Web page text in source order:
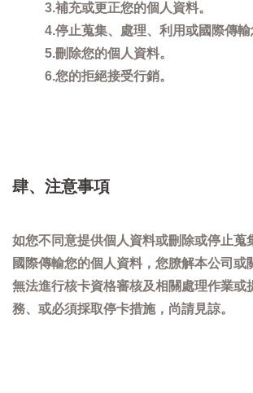
3.補充或更正您的個人資料。
4.停止蒐集、處理、利用或國際傳輸
5.刪除您的個人資料。
6.您的拒絕接受行銷。
肆、注意事項
如您不同意提供個人資料或刪除或停止蒐
國際傳輸您的個人資料，您膫解本公司或
無法進行核卡資格審核及相關處理作業或
務、或必須採取停卡措施，尚請見諒。